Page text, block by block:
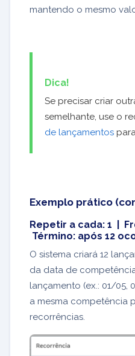
mantendo o mesmo
Dica!
Se precisar criar
semelhante, use o
de lançamentos
Exemplo prático
Repetir a cada: 1 |
Término: após 12
O sistema criará 12
da data de
lançamento (ex.: 01/05,
a mesma competência
recorrências.